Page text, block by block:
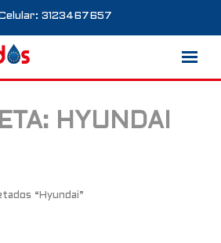
3123467657
HYUNDAI
“Hyundai”